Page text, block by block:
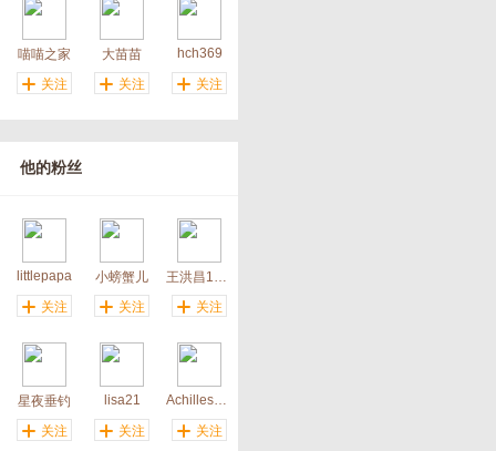
喵喵之家
关注
大苗苗
关注
hch369
关注
他的粉丝
littlepapa
关注
小螃蟹儿
关注
王洪昌1023
关注
星夜垂钓
关注
lisa21
关注
Achilles_GAO
关注